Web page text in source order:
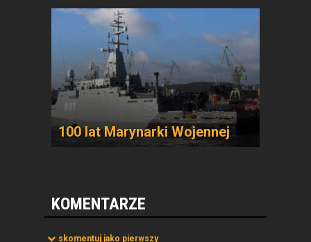
100 lat Marynarki Wojennej
KOMENTARZE
skomentuj jako pierwszy